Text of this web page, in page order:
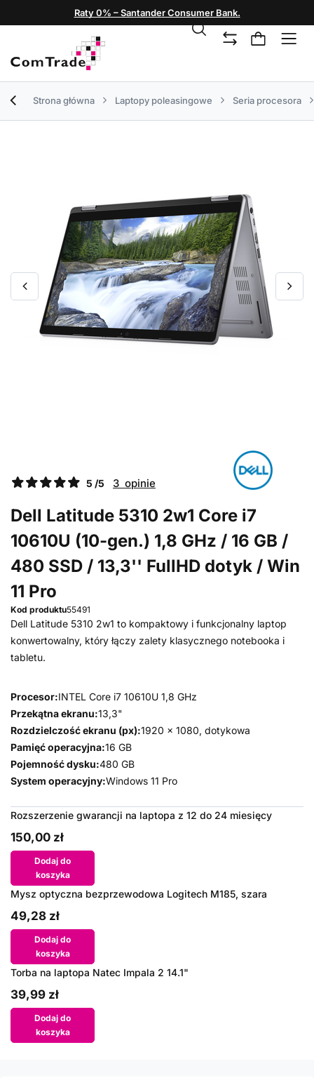
Raty 0% – Santander Consumer Bank.
Strona główna Laptopy poleasingowe Seria procesora
5 /5 3 opinie
Dell Latitude 5310 2w1 Core i7
10610U (10-gen.) 1,8 GHz / 16 GB /
480 SSD / 13,3'' FullHD dotyk / Win
11 Pro
Kod produktu55491
Dell Latitude 5310 2w1 to kompaktowy i funkcjonalny laptop
konwertowalny, który łączy zalety klasycznego notebooka i
tabletu.
Procesor:INTEL Core i7 10610U 1,8 GHz
Przekątna ekranu:13,3"
Rozdzielczość ekranu (px):1920 x 1080, dotykowa
Pamięć operacyjna:16 GB
Pojemność dysku:480 GB
System operacyjny:Windows 11 Pro
Rozszerzenie gwarancji na laptopa z 12 do 24 miesięcy
150,00 zł
Dodaj do
koszyka
Mysz optyczna bezprzewodowa Logitech M185, szara
49,28 zł
Dodaj do
koszyka
Torba na laptopa Natec Impala 2 14.1"
39,99 zł
Dodaj do
koszyka